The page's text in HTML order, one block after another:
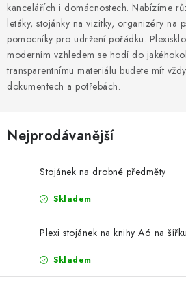
ORIENTAČNÍ A BEZPEČNOSTNÍ
MOBILIÁŘ
AKTUALITY
Obchodní podmínky
kancelářích i domácnostech. Nabízíme
letáky, stojánky na vizitky, organizéry na
pomocníky pro udržení pořádku.
moderním vzhledem se hodí do
transparentnímu materiálu budete mít
dokumentech a potřebách.
Nejprodávanější
Stojánek na drobné předměty
Skladem
Plexi stojánek na knihy A6 na šířku
Skladem